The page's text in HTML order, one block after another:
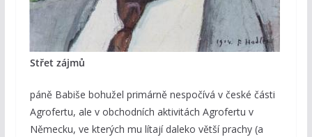
Střet zájmů
páně Babiše bohužel primárně nespočívá v české části
Agrofertu, ale v obchodních aktivitách Agrofertu v
Německu, ve kterých mu lítají daleko větší prachy (a